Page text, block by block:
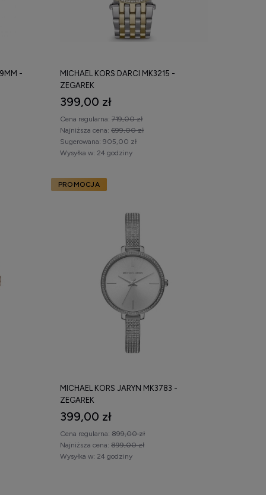
-
MICHAEL KORS DARCI MK3215 -
ZEGAREK
399,00 zł
Cena regularna: 719,00 zł
Najniższa cena: 699,00 zł
Wysyłka w: 24 godziny
Sugerowana: 905,00 zł
MICHAEL KORS JARYN MK3783 -
ZEGAREK
399,00 zł
Cena regularna: 899,00 zł
Najniższa cena: 899,00 zł
Wysyłka w: 24 godziny
PROMOCJA